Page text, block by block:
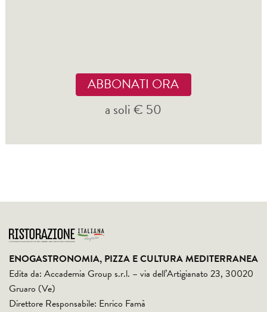
ABBONATI ORA
a soli € 50
ENOGASTRONOMIA, PIZZA E CULTURA MEDITERRANEA
Edita da: Accademia Group s.r.l. – via dell’Artigianato 23, 30020
Gruaro (Ve)
Direttore Responsabile: Enrico Famà